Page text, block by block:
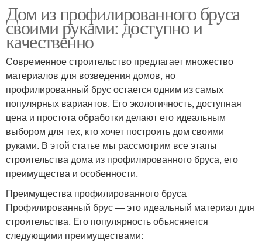
Дом из профилированного бруса
своими руками: доступно и
качественно
Современное строительство предлагает множество
материалов для возведения домов, но
профилированный брус остается одним из самых
популярных вариантов. Его экологичность, доступная
цена и простота обработки делают его идеальным
выбором для тех, кто хочет построить дом своими
руками. В этой статье мы рассмотрим все этапы
строительства дома из профилированного бруса, его
преимущества и особенности.
Преимущества профилированного бруса
Профилированный брус — это идеальный материал для
строительства. Его популярность объясняется
следующими преимуществами: